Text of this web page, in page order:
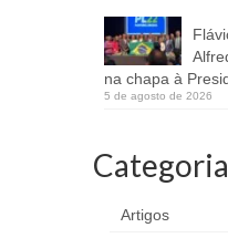
na chapa à
5 de agosto de 2026
Artigos